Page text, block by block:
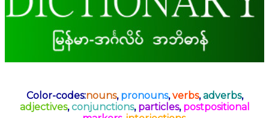
Color-codes:nouns, pronouns,verbs,adverbs,
adjectives,conjunctions, particles, postpositional